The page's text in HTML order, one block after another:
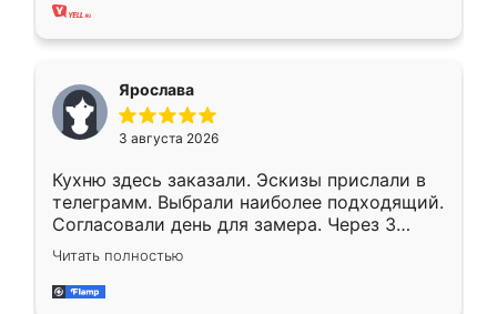
Ярослава
3 августа 2026
Кухню здесь заказали. Эскизы прислали в
телеграмм. Выбрали наиболее подходящий.
Согласовали день для замера. Через 3
недели кухня была уже готова. Остались
довольны работой. Спасибо Ренессанс
мебель за качественную работу!
Читать полностью